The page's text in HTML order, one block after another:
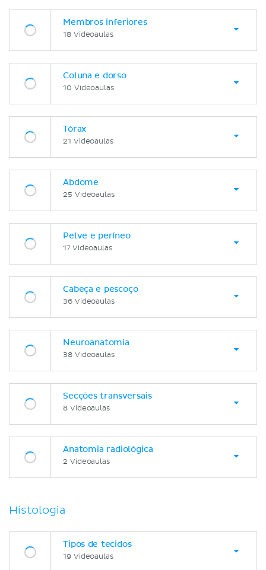
Membros inferiores
18 Videoaulas
Coluna e dorso
10 Videoaulas
Tórax
21 Videoaulas
Abdome
25 Videoaulas
Pelve e períneo
17 Videoaulas
Cabeça e pescoço
36 Videoaulas
Neuroanatomia
38 Videoaulas
Secções transversais
8 Videoaulas
Anatomia radiológica
2 Videoaulas
Histologia
Tipos de tecidos
19 Videoaulas